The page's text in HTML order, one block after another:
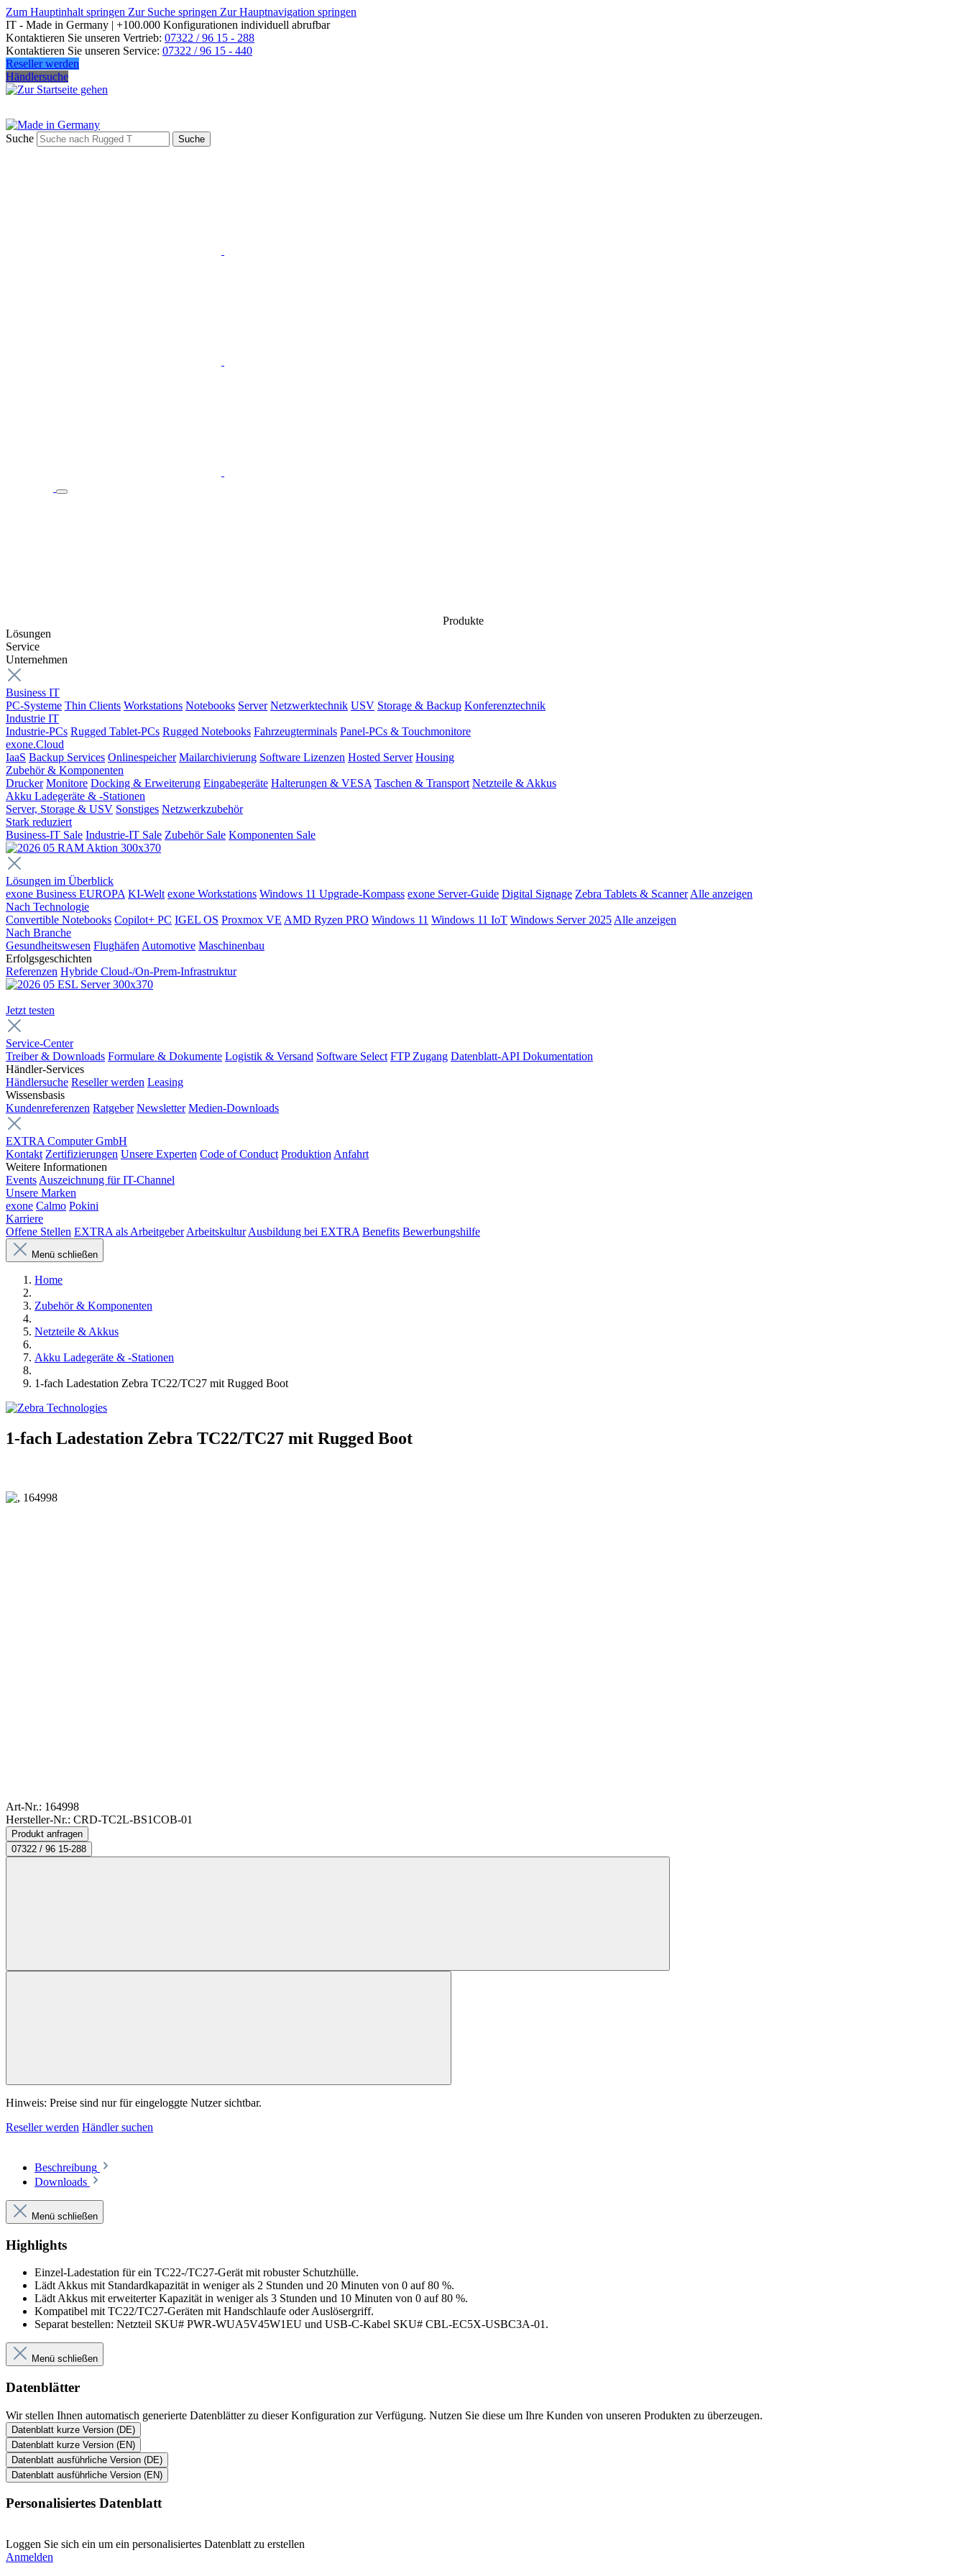
Zum Hauptinhalt springen Zur Suche springen Zur Hauptnavigation springen
IT - Made in Germany | +100.000 Konfigurationen individuell abrufbar
Kontaktieren Sie unseren Vertrieb: 07322 / 96 15 - 288
Kontaktieren Sie unseren Service: 07322 / 96 15 - 440
Reseller werden
Händlersuche
Suche Suche
Produkte
Lösungen
Service
Unternehmen
Business IT
PC-Systeme Thin Clients Workstations Notebooks Server Netzwerktechnik USV Storage & Backup Konferenztechnik
Industrie IT
Industrie-PCs Rugged Tablet-PCs Rugged Notebooks Fahrzeugterminals Panel-PCs & Touchmonitore
exone.Cloud
IaaS Backup Services Onlinespeicher Mailarchivierung Software Lizenzen Hosted Server Housing
Zubehör & Komponenten
Drucker Monitore Docking & Erweiterung Eingabegeräte Halterungen & VESA Taschen & Transport Netzteile & Akkus
Akku Ladegeräte & -Stationen
Server, Storage & USV Sonstiges Netzwerkzubehör
Stark reduziert
Business-IT Sale Industrie-IT Sale Zubehör Sale Komponenten Sale
Lösungen im Überblick
exone Business EUROPA KI-Welt exone Workstations Windows 11 Upgrade-Kompass exone Server-Guide Digital Signage Zebra Tablets & Scanner Alle anzeigen
Nach Technologie
Convertible Notebooks Copilot+ PC IGEL OS Proxmox VE AMD Ryzen PRO Windows 11 Windows 11 IoT Windows Server 2025 Alle anzeigen
Nach Branche
Gesundheitswesen Flughäfen Automotive Maschinenbau
Erfolgsgeschichten
Referenzen Hybride Cloud-/On-Prem-Infrastruktur
Jetzt testen
Service-Center
Treiber & Downloads Formulare & Dokumente Logistik & Versand Software Select FTP Zugang Datenblatt-API Dokumentation
Händler-Services
Händlersuche Reseller werden Leasing
Wissensbasis
Kundenreferenzen Ratgeber Newsletter Medien-Downloads
EXTRA Computer GmbH
Kontakt Zertifizierungen Unsere Experten Code of Conduct Produktion Anfahrt
Weitere Informationen
Events Auszeichnung für IT-Channel
Unsere Marken
exone Calmo Pokini
Karriere
Offene Stellen EXTRA als Arbeitgeber Arbeitskultur Ausbildung bei EXTRA Benefits Bewerbungshilfe
Menü schließen
Home
Zubehör & Komponenten
Netzteile & Akkus
Akku Ladegeräte & -Stationen
1-fach Ladestation Zebra TC22/TC27 mit Rugged Boot
1-fach Ladestation Zebra TC22/TC27 mit Rugged Boot
Art-Nr.: 164998
Hersteller-Nr.: CRD-TC2L-BS1COB-01
Produkt anfragen
07322 / 96 15-288
Hinweis: Preise sind nur für eingeloggte Nutzer sichtbar.
Reseller werden Händler suchen
Beschreibung
Downloads
Menü schließen
Highlights
Einzel-Ladestation für ein TC22-/TC27-Gerät mit robuster Schutzhülle.
Lädt Akkus mit Standardkapazität in weniger als 2 Stunden und 20 Minuten von 0 auf 80 %.
Lädt Akkus mit erweiterter Kapazität in weniger als 3 Stunden und 10 Minuten von 0 auf 80 %.
Kompatibel mit TC22/TC27-Geräten mit Handschlaufe oder Auslösergriff.
Separat bestellen: Netzteil SKU# PWR-WUA5V45W1EU und USB-C-Kabel SKU# CBL-EC5X-USBC3A-01.
Menü schließen
Datenblätter
Wir stellen Ihnen automatisch generierte Datenblätter zu dieser Konfiguration zur Verfügung. Nutzen Sie diese um Ihre Kunden von unseren Produkten zu überzeugen.
Datenblatt kurze Version (DE)
Datenblatt kurze Version (EN)
Datenblatt ausführliche Version (DE)
Datenblatt ausführliche Version (EN)
Personalisiertes Datenblatt
Loggen Sie sich ein um ein personalisiertes Datenblatt zu erstellen
Anmelden